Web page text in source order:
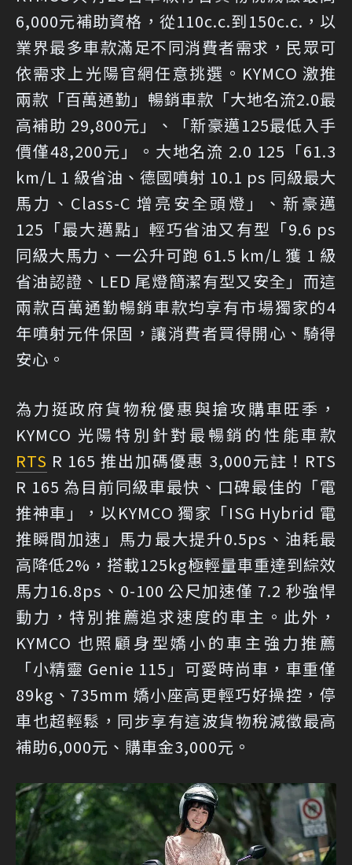
6,000元補助資格，從110c.c.到150c.c.，以
業界最多車款滿足不同消費者需求，民眾可
依需求上光陽官網任意挑選。KYMCO 激推
兩款「百萬通勤」暢銷車款「大地名流2.0最
高補助 29,800元」、「新豪邁125最低入手
價僅48,200元」。大地名流 2.0 125「61.3
km/L 1 級省油、德國噴射 10.1 ps 同級最大
馬力、Class-C 增亮安全頭燈」、新豪邁
125「最大邁點」輕巧省油又有型「9.6 ps
同級大馬力、一公升可跑 61.5 km/L 獲 1 級
省油認證、LED 尾燈簡潔有型又安全」而這
兩款百萬通勤暢銷車款均享有市場獨家的4
年噴射元件保固，讓消費者買得開心、騎得
安心。
為力挺政府貨物稅優惠與搶攻購車旺季，
KYMCO 光陽特別針對最暢銷的性能車款
RTS R 165 推出加碼優惠 3,000元註！RTS
R 165 為目前同級車最快、口碑最佳的「電
推神車」，以KYMCO 獨家「ISG Hybrid 電
推瞬間加速」馬力最大提升0.5ps、油耗最
高降低2%，搭載125kg極輕量車重達到綜效
馬力16.8ps、0-100 公尺加速僅 7.2 秒強悍
動力，特別推薦追求速度的車主。此外，
KYMCO 也照顧身型嬌小的車主強力推薦
「小精靈 Genie 115」可愛時尚車，車重僅
89kg、735mm 嬌小座高更輕巧好操控，停
車也超輕鬆，同步享有這波貨物稅減徵最高
補助6,000元、購車金3,000元。